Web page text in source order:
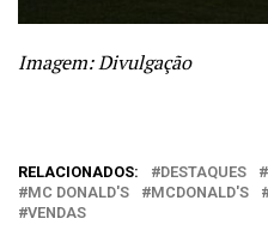
Imagem: Divulgação
RELACIONADOS: DESTAQUES
MC DONALD'S
MCDONALD'S
VENDAS